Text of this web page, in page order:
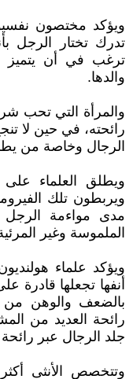
ويؤكد مختصون
تدرك تختار الرجل
ترغب في أن يتميز
والدها.
والمرأة التي تحب
رائحته، في حين لا
الرجال وخاصة من
ويطلق العلماء على
ويربطون تلك
مدى مواءمة الرجل
الملموسة وغير
ويؤكد علماء
أنفها تجعلها قادرة
بالضعف والوهن من
رائحة العديد من
جلد الرجال عبر
وتتخصص الأنثى